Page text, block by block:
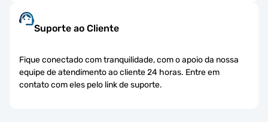
Suporte ao Cliente
Fique conectado com tranquilidade, com o apoio da nossa
equipe de atendimento ao cliente 24 horas. Entre em
contato com eles pelo link de suporte.